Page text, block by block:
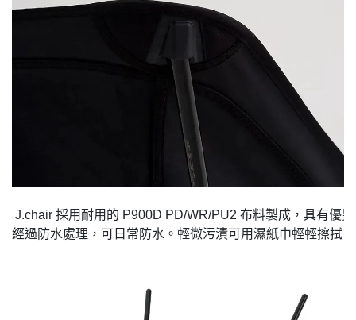
J.chair 採用耐用的 P900D PD/WR/PU2 布料製成，具有優